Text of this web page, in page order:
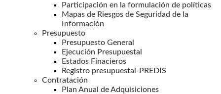
Participación en la formulación de políticas
Mapas de Riesgos de Seguridad de la
Información
Presupuesto
Presupuesto General
Ejecución Presupuestal
Estados Finacieros
Registro presupuestal-PREDIS
Contratación
Plan Anual de Adquisiciones